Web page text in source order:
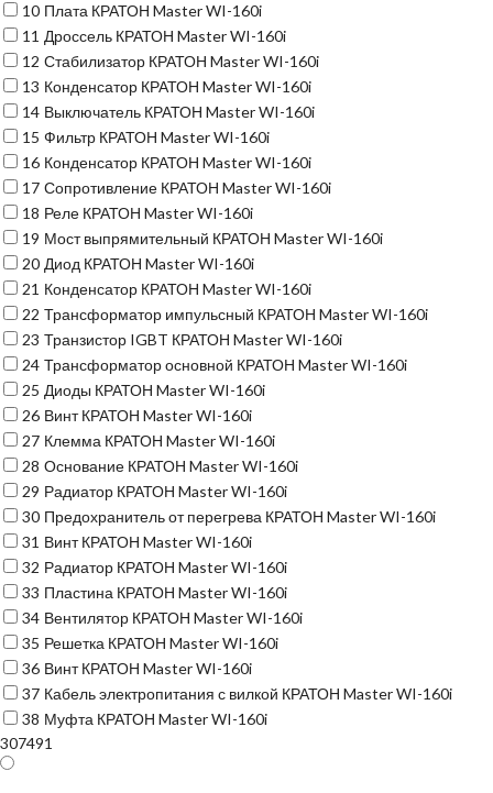
10 Плата КРАТОН Master WI-160i
11 Дроссель КРАТОН Master WI-160i
12 Стабилизатор КРАТОН Master WI-160i
13 Конденсатор КРАТОН Master WI-160i
14 Выключатель КРАТОН Master WI-160i
15 Фильтр КРАТОН Master WI-160i
16 Конденсатор КРАТОН Master WI-160i
17 Сопротивление КРАТОН Master WI-160i
18 Реле КРАТОН Master WI-160i
19 Мост выпрямительный КРАТОН Master WI-160i
20 Диод КРАТОН Master WI-160i
21 Конденсатор КРАТОН Master WI-160i
22 Трансформатор импульсный КРАТОН Master WI-160i
23 Транзистор IGBT КРАТОН Master WI-160i
24 Трансформатор основной КРАТОН Master WI-160i
25 Диоды КРАТОН Master WI-160i
26 Винт КРАТОН Master WI-160i
27 Клемма КРАТОН Master WI-160i
28 Основание КРАТОН Master WI-160i
29 Радиатор КРАТОН Master WI-160i
30 Предохранитель от перегрева КРАТОН Master WI-160i
31 Винт КРАТОН Master WI-160i
32 Радиатор КРАТОН Master WI-160i
33 Пластина КРАТОН Master WI-160i
34 Вентилятор КРАТОН Master WI-160i
35 Решетка КРАТОН Master WI-160i
36 Винт КРАТОН Master WI-160i
37 Кабель электропитания с вилкой КРАТОН Master WI-160i
38 Муфта КРАТОН Master WI-160i
307491